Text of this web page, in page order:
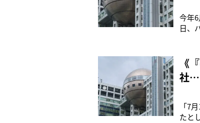
今年
日、
に
習性
《
社…
「7
たと